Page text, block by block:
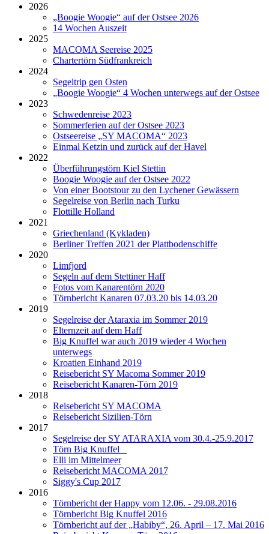
2026
„Boogie Woogie“ auf der Ostsee 2026
14 Wochen Auszeit
2025
MACOMA Seereise 2025
Chartertörn Südfrankreich
2024
Segeltrip gen Osten
„Boogie Woogie“ 4 Wochen unterwegs auf der Ostsee
2023
Schwedenreise 2023
Sommerferien auf der Ostsee 2023
Ostseereise „SY MACOMA“ 2023
Einmal Ketzin und zurück auf der Havel
2022
Überführungstörn Kiel Stettin
Boogie Woogie auf der Ostsee 2022
Von einer Bootstour zu den Lychener Gewässern
Segelreise von Berlin nach Turku
Flottille Holland
2021
Griechenland (Kykladen)
Berliner Treffen 2021 der Plattbodenschiffe
2020
Limfjord
Segeln auf dem Stettiner Haff
Fotos vom Kanarentörn 2020
Törnbericht Kanaren 07.03.20 bis 14.03.20
2019
Segelreise der Ataraxia im Sommer 2019
Elternzeit auf dem Haff
Big Knuffel war auch 2019 wieder 4 Wochen
unterwegs
Kroatien Einhand 2019
Reisebericht SY Macoma Sommer 2019
Reisebericht Kanaren-Törn 2019
2018
Reisebericht SY MACOMA
Reisebericht Sizilien-Törn
2017
Segelreise der SY ATARAXIA vom 30.4.-25.9.2017
Törn Big Knuffel
Elli im Mittelmeer
Reisebericht MACOMA 2017
Siggy's Cup 2017
2016
Törnbericht der Happy vom 12.06. - 29.08.2016
Törnbericht Big Knuffel 2016
Törnbericht auf der „Habiby“, 26. April – 17. Mai 2016